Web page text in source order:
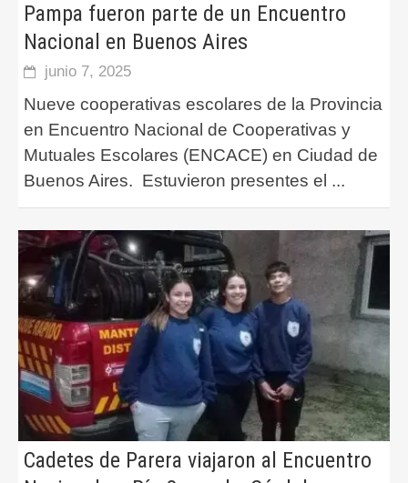
Pampa fueron parte de un Encuentro
Nacional en Buenos Aires
junio 7, 2025
Nueve cooperativas escolares de la Provincia
en Encuentro Nacional de Cooperativas y
Mutuales Escolares (ENCACE) en Ciudad de
Buenos Aires. Estuvieron presentes el ...
Cadetes de Parera viajaron al Encuentro